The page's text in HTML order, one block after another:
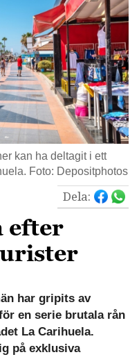
kan ha deltagit i ett
Foto: Depositphotos
Dela:
efter
har gripits av
en serie brutala rån
La Carihuela.
på exklusiva